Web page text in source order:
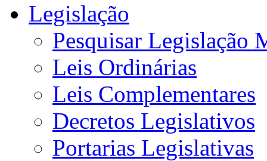
Legislação
Pesquisar Legislação
Leis Ordinárias
Leis Complementares
Decretos Legislativos
Portarias Legislativas